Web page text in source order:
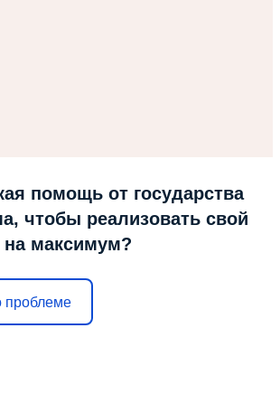
помощь от государства
чтобы реализовать свой
на максимум?
проблеме